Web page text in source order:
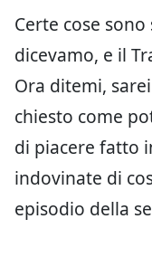
Certe cose
dicevamo, e il
Ora ditemi,
chiesto come
di piacere fatto
indovinate di
episodio della